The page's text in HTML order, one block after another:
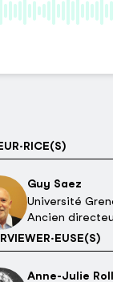
Guy Saez
Université
Ancien
Anne-Julie